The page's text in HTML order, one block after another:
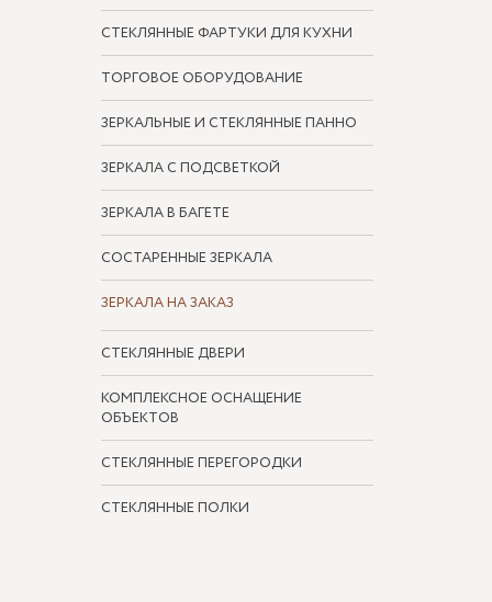
СТЕКЛЯННЫЕ ФАРТУКИ ДЛЯ КУХНИ
ТОРГОВОЕ ОБОРУДОВАНИЕ
ЗЕРКАЛЬНЫЕ И СТЕКЛЯННЫЕ ПАННО
ЗЕРКАЛА С ПОДСВЕТКОЙ
ЗЕРКАЛА В БАГЕТЕ
СОСТАРЕННЫЕ ЗЕРКАЛА
ЗЕРКАЛА НА ЗАКАЗ
СТЕКЛЯННЫЕ ДВЕРИ
КОМПЛЕКСНОЕ ОСНАЩЕНИЕ
ОБЪЕКТОВ
СТЕКЛЯННЫЕ ПЕРЕГОРОДКИ
СТЕКЛЯННЫЕ ПОЛКИ